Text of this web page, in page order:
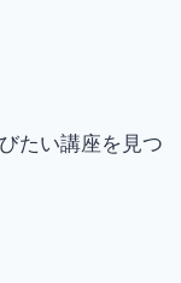
たい講座を見つ